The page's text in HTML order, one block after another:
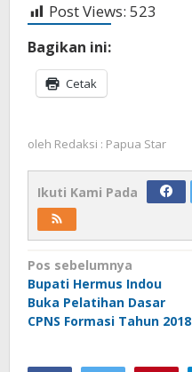
Post Views: 523
Bagikan ini:
Cetak
oleh Redaksi : Papua Star
Ikuti Kami Pada
Navigasi
pos
Pos sebelumnya
Bupati Hermus Indou
Buka Pelatihan Dasar
CPNS Formasi Tahun 2018